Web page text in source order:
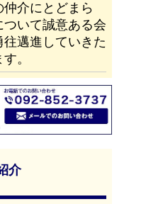
介にとどまら
いて誠意ある会
邁進していきた
。
介